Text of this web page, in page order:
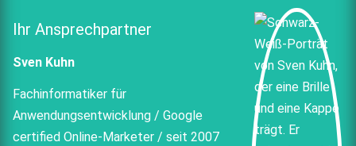
Ihr Ansprechpartner
Sven Kuhn
Fachinformatiker für
Anwendungsentwicklung / Google
certified Online-Marketer / seit 2007